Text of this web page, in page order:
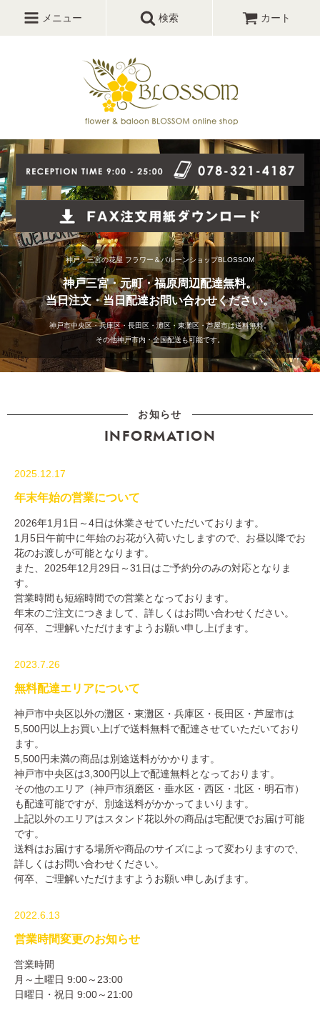
メニュー 検索 カート
神戸・三宮の花屋 フラワー＆バルーンショップBLOSSOM
神戸三宮・元町・福原周辺配達無料。
当日注文・当日配達お問い合わせください。
神戸市中央区・兵庫区・長田区・灘区・東灘区・芦屋市は送料無料。
その他神戸市内・全国配送も可能です。
お知らせ
INFORMATION
2025.12.17
年末年始の営業について
2026年1月1日～4日は休業させていただいております。
1月5日午前中に年始のお花が入荷いたしますので、お昼以降でお
花のお渡しが可能となります。
また、2025年12月29日～31日はご予約分のみの対応となりま
す。
営業時間も短縮時間での営業となっております。
年末のご注文につきまして、詳しくはお問い合わせください。
何卒、ご理解いただけますようお願い申し上げます。
2023.7.26
無料配達エリアについて
神戸市中央区以外の灘区・東灘区・兵庫区・長田区・芦屋市は
5,500円以上お買い上げで送料無料で配達させていただいており
ます。
5,500円未満の商品は別途送料がかかります。
神戸市中央区は3,300円以上で配達無料となっております。
その他のエリア（神戸市須磨区・垂水区・西区・北区・明石市）
も配達可能ですが、別途送料がかかってまいります。
上記以外のエリアはスタンド花以外の商品は宅配便でお届け可能
です。
送料はお届けする場所や商品のサイズによって変わりますので、
詳しくはお問い合わせください。
何卒、ご理解いただけますようお願い申しあげます。
2022.6.13
営業時間変更のお知らせ
営業時間
月～土曜日 9:00～23:00
日曜日・祝日 9:00～21:00